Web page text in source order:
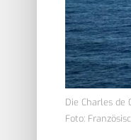
Die Charles de
Foto: